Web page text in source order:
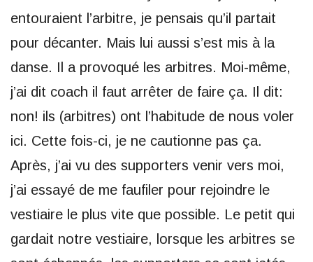
entouraient l’arbitre, je pensais qu’il partait
pour décanter. Mais lui aussi s’est mis à la
danse. Il a provoqué les arbitres. Moi-même,
j’ai dit coach il faut arrêter de faire ça. Il dit:
non! ils (arbitres) ont l’habitude de nous voler
ici. Cette fois-ci, je ne cautionne pas ça.
Après, j’ai vu des supporters venir vers moi,
j’ai essayé de me faufiler pour rejoindre le
vestiaire le plus vite que possible. Le petit qui
gardait notre vestiaire, lorsque les arbitres se